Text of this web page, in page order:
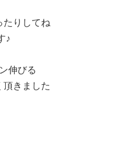
たりしてね
♪
伸びる
頂きました